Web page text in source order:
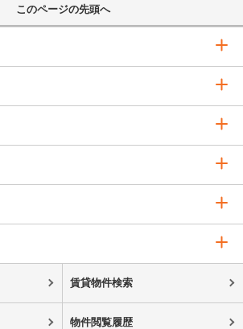
このページの先頭へ
賃貸物件検索
物件閲覧履歴